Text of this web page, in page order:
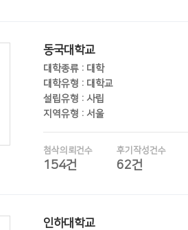
동국대학교
대학종류 : 대학
대학유형 : 대학교
설립유형 : 사립
지역유형 : 서울
첨삭의뢰건수
154건
후기작성건수
62건
인하대학교